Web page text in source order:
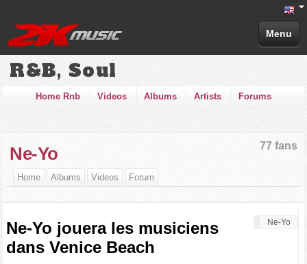
Menu
R&B, Soul
Home Rnb Videos Albums Artists Forums
77 fans
Ne-Yo
Home Albums Videos Forum
Ne-Yo
Ne-Yo jouera les musiciens
dans Venice Beach